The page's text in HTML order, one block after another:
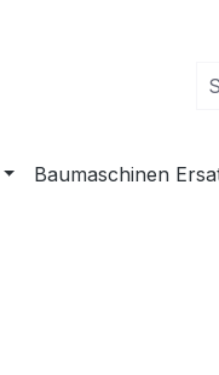
Baumaschinen